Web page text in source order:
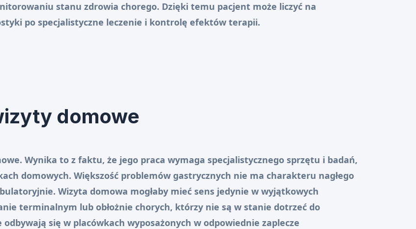
stanu zdrowia chorego. Dzięki temu pacjent może liczyć na
po specjalistyczne leczenie i kontrolę efektów terapii.
domowe
Wynika to z faktu, że jego praca wymaga specjalistycznego sprzętu i badań,
domowych. Większość problemów gastrycznych nie ma charakteru nagłego
Wizyta domowa mogłaby mieć sens jedynie w wyjątkowych
terminalnym lub obłożnie chorych, którzy nie są w stanie dotrzeć do
się w placówkach wyposażonych w odpowiednie zaplecze